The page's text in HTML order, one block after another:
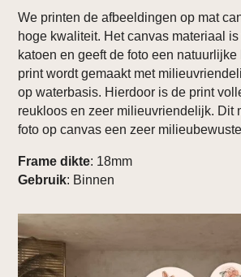
We printen de afbeeldingen op mat
hoge kwaliteit. Het canvas materiaal
katoen en geeft de foto een natuurlijke
print wordt gemaakt met
op waterbasis. Hierdoor is de print
reukloos en zeer milieuvriendelijk. Dit
foto op canvas een zeer
Frame dikte: 18mm
Gebruik: Binnen